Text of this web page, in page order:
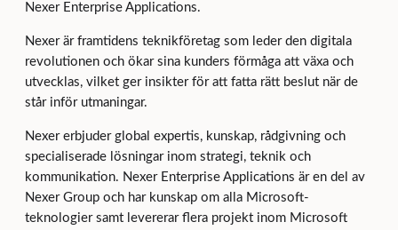
Nexer Enterprise Applications.
Nexer är framtidens teknikföretag som leder den digitala
revolutionen och ökar sina kunders förmåga att växa och
utvecklas, vilket ger insikter för att fatta rätt beslut när de
står inför utmaningar.
Nexer erbjuder global expertis, kunskap, rådgivning och
specialiserade lösningar inom strategi, teknik och
kommunikation. Nexer Enterprise Applications är en del av
Nexer Group och har kunskap om alla Microsoft-
teknologier samt levererar flera projekt inom Microsoft